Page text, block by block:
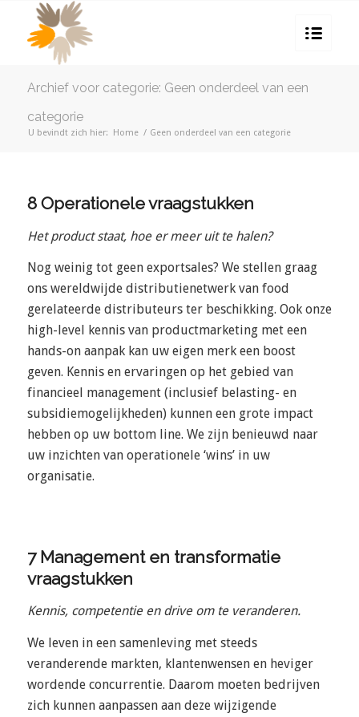
Archief voor categorie: Geen onderdeel van een
categorie
U bevindt zich hier: Home / Geen onderdeel van een categorie
8 Operationele vraagstukken
Het product staat, hoe er meer uit te halen?
Nog weinig tot geen exportsales? We stellen graag
ons wereldwijde distributienetwerk van food
gerelateerde distributeurs ter beschikking. Ook onze
high-level kennis van productmarketing met een
hands-on aanpak kan uw eigen merk een boost
geven. Kennis en ervaringen op het gebied van
financieel management (inclusief belasting- en
subsidiemogelijkheden) kunnen een grote impact
hebben op uw bottom line. We zijn benieuwd naar
uw inzichten van operationele ‘wins’ in uw
organisatie.
7 Management en transformatie
vraagstukken
Kennis, competentie en drive om te veranderen.
We leven in een samenleving met steeds
veranderende markten, klantenwensen en heviger
wordende concurrentie. Daarom moeten bedrijven
zich kunnen aanpassen aan deze wijzigende